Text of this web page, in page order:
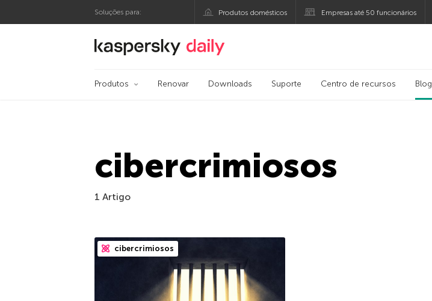
Soluções para: Produtos domésticos Empresas até 50 funcionários
Blog oficial da Kaspersky
Produtos Renovar Downloads Suporte Centro de recursos Blog
cibercrimiosos
1 Artigo
cibercrimiosos